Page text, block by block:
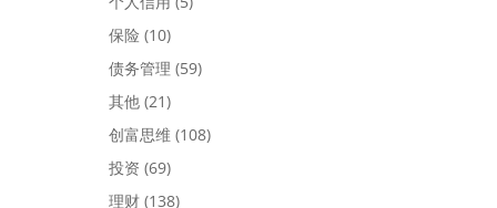
保险 (10)
债务管理 (59)
其他 (21)
创富思维 (108)
投资 (69)
理财 (138)